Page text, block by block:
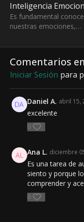
Inteligencia
Es fundamental
nuestras emociones,
nos producen , para
Comentarios
Iniciar Sesión para
Daniel A. abril 15,
excelente
0
Ana L. diciembre
Es una tarea de
siento y porque
comprender y
0